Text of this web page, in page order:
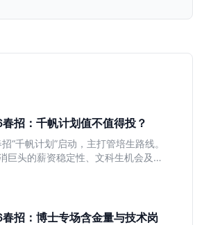
招：千帆计划值不值得投？
“千帆计划”启动，主打管培生路线。
巨头的薪资稳定性、文科生机会及决
帮你判断是否值得投递。
招：博士专场含金量与技术岗